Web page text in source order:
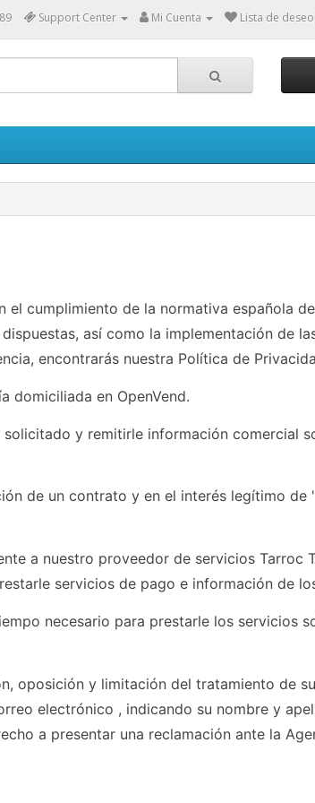
Support Center Mi Cuenta Lista de
cumplimiento de la normativa española
así como la implementación de
encontrarás nuestra Política de
domiciliada en OpenVend.
y remitirle información comercial
de un contrato y en el interés legítimo de
a nuestro proveedor de servicios Tarroc
servicios de pago e información de
necesario para prestarle los servicios
oposición y limitación del tratamiento de
electrónico , indicando su nombre y
a presentar una reclamación ante la